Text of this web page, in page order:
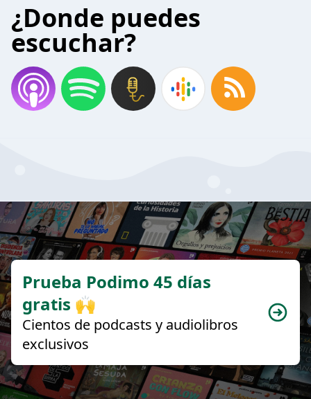
¿Donde puedes
escuchar?
Prueba Podimo 45 días
gratis 🙌
Cientos de podcasts y audiolibros
exclusivos